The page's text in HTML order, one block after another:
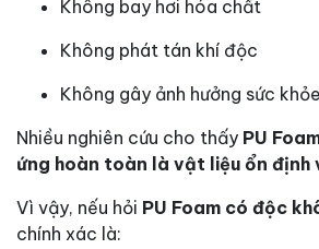
Không bay hơi hóa chất
Không phát tán khí độc
Không gây ảnh hưởng sức khỏe
Nhiều nghiên cứu cho thấy PU
ứng hoàn toàn là vật liệu ổn định
Vì vậy, nếu hỏi PU Foam có độc
chính xác là: